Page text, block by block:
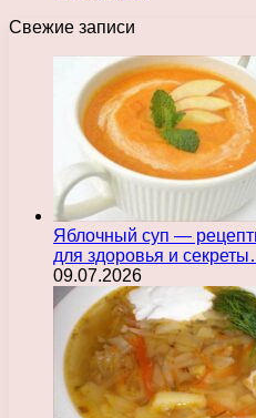
Свежие записи
Яблочный суп —
для здоровья и
09.07.2026